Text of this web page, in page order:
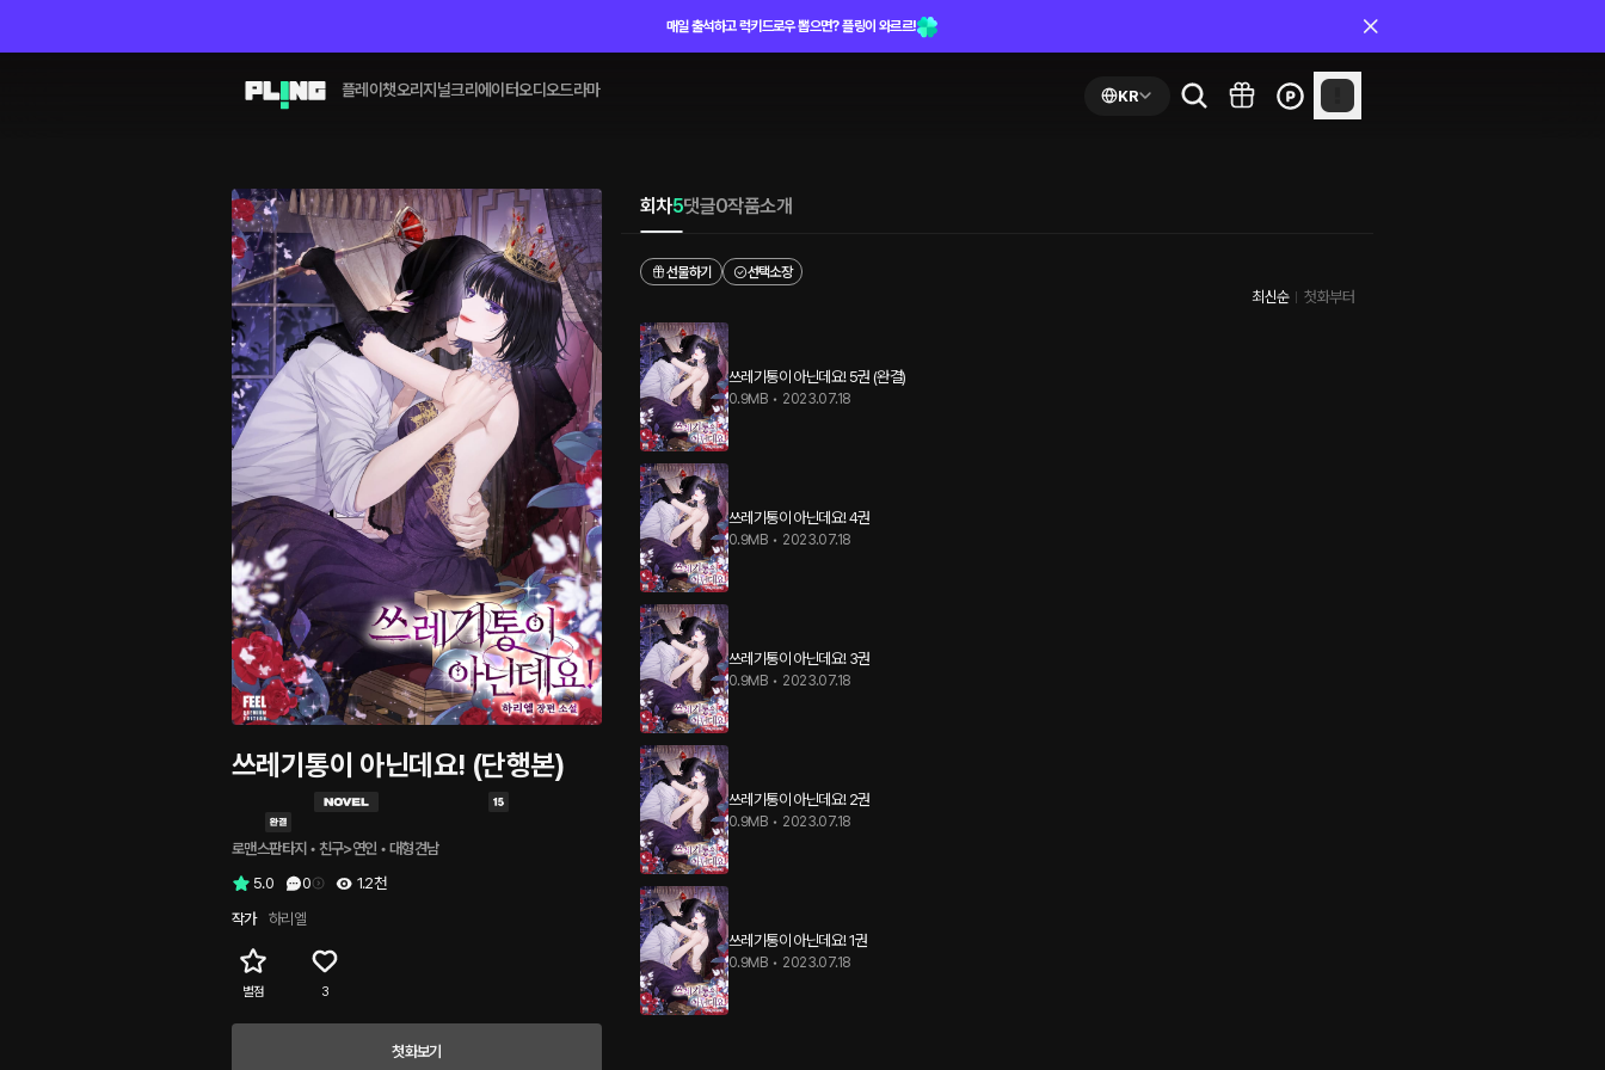
매일 출석하고 럭키드로우 뽑으면? 플링이 와르르!
플레이챗오리지널크리에이터오디오드라마 KR
쓰레기통이 아닌데요! (단행본)
로맨스판타지 • 친구>연인 • 대형견남
5.0
0
1.2천
작가
하리엘
별점 3
첫화보기
회차5댓글0작품소개
선물하기 선택소장
최신순 첫화부터
쓰레기통이 아닌데요! 5권 (완결)
0.9MB • 2023.07.18
쓰레기통이 아닌데요! 4권
0.9MB • 2023.07.18
쓰레기통이 아닌데요! 3권
0.9MB • 2023.07.18
쓰레기통이 아닌데요! 2권
0.9MB • 2023.07.18
쓰레기통이 아닌데요! 1권
0.9MB • 2023.07.18